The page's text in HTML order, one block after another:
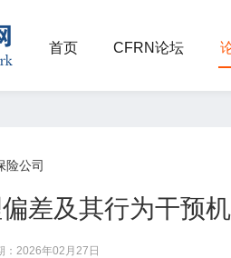
首页 CFRN论坛
险公司
差及其行为干预
：2026年02月27日